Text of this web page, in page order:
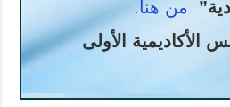
من هنا.
الأكاديمية الأولى